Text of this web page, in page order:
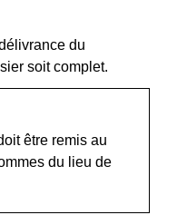
du
soit complet.
être remis au
du lieu de